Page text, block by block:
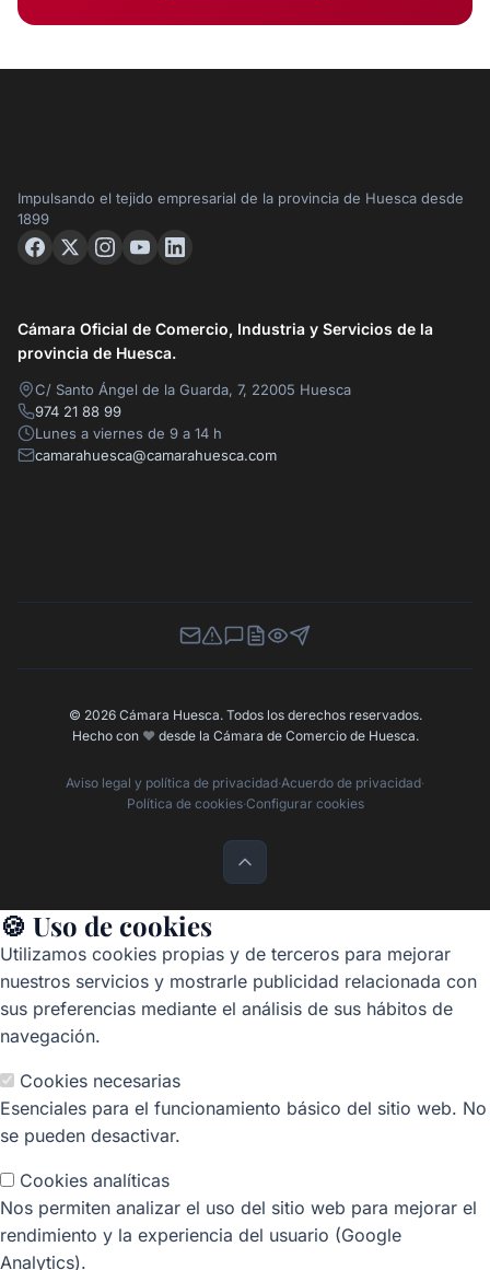
Impulsando el tejido empresarial de la provincia de Huesca desde
1899
Cámara Oficial de Comercio, Industria y Servicios de la
provincia de Huesca.
C/ Santo Ángel de la Guarda, 7, 22005 Huesca
974 21 88 99
Lunes a viernes de 9 a 14 h
camarahuesca@camarahuesca.com
Newsletter
Canal de Denuncias
Buzón de Sugerencias
Perfil Contratante
Ley de Transparencia
Contacta con nosotros
© 2026 Cámara Huesca. Todos los derechos reservados.
Hecho con ❤️ desde la Cámara de Comercio de Huesca.
Aviso legal y política de privacidad·Acuerdo de privacidad·
Política de cookies·Configurar cookies
🍪 Uso de cookies
Utilizamos cookies propias y de terceros para mejorar
nuestros servicios y mostrarle publicidad relacionada con
sus preferencias mediante el análisis de sus hábitos de
navegación.
Cookies necesarias
Esenciales para el funcionamiento básico del sitio web. No
se pueden desactivar.
Cookies analíticas
Nos permiten analizar el uso del sitio web para mejorar el
rendimiento y la experiencia del usuario (Google
Analytics).